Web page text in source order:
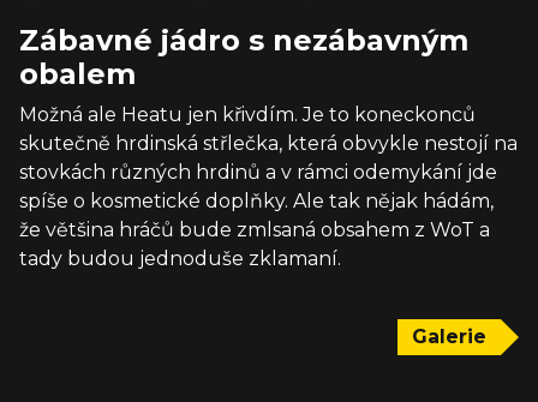
Zábavné jádro s nezábavným
obalem
Možná ale Heatu jen křivdím. Je to koneckonců
skutečně hrdinská střlečka, která obvykle nestojí na
stovkách různých hrdinů a v rámci odemykání jde
spíše o kosmetické doplňky. Ale tak nějak hádám,
že většina hráčů bude zmlsaná obsahem z WoT a
tady budou jednoduše zklamaní.
Galerie